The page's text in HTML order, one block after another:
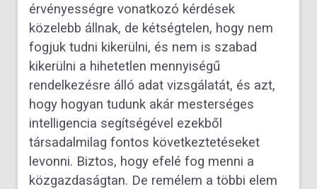
érvényességre vonatkozó kérdések
közelebb állnak, de kétségtelen, hogy nem
fogjuk tudni kikerülni, és nem is szabad
kikerülni a hihetetlen mennyiségű
rendelkezésre álló adat vizsgálatát, és azt,
hogy hogyan tudunk akár mesterséges
intelligencia segítségével ezekből
társadalmilag fontos következtetéseket
levonni. Biztos, hogy efelé fog menni a
közgazdaságtan. De remélem a többi elem